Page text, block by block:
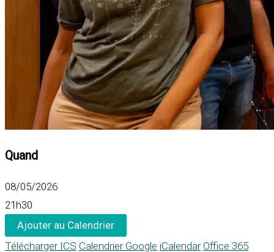
Quand
08/05/2026
21h30
Ajouter au Calendrier
Télécharger ICS Calendrier Google iCalendar Office 365